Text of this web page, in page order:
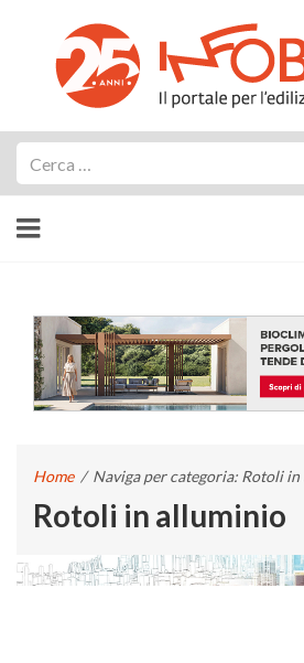
Home / Naviga per categoria: Rotoli
Rotoli in alluminio